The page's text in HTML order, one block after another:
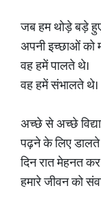
जब हम थोड़े बड़े
अपनी इच्छाओं को
वह हमें पालते थे।
वह हमें संभालते थे।
अच्छे से अच्छे
पढ़ने के लिए
दिन रात मेहनत
हमारे जीवन को